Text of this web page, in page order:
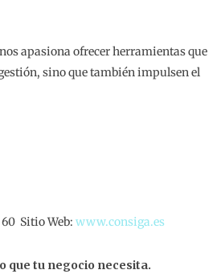
apasiona ofrecer herramientas que
sino que también impulsen el
Sitio Web: www.consiga.es
que tu negocio necesita.